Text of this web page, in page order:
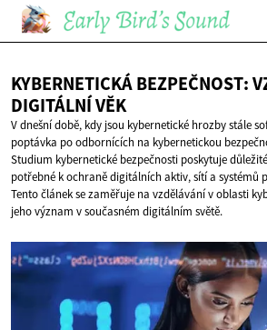
KYBERNETICKÁ BEZPEČNOST:
DIGITÁLNÍ VĚK
V dnešní době, kdy jsou kybernetické hrozby stále
poptávka po odbornících na kybernetickou
Studium kybernetické bezpečnosti poskytuje
potřebné k ochraně digitálních aktiv, sítí a systémů
Tento článek se zaměřuje na vzdělávání v oblasti
jeho význam v současném digitálním světě.